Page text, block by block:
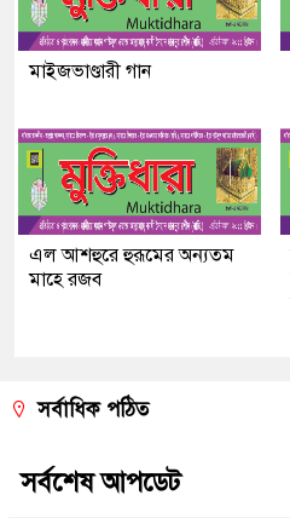
মাইজভাণ্ডারী গান
এল আশহুরে হুরূমের অন্যতম
মাহে রজব
সর্বাধিক পঠিত
সর্বশেষ আপডেট